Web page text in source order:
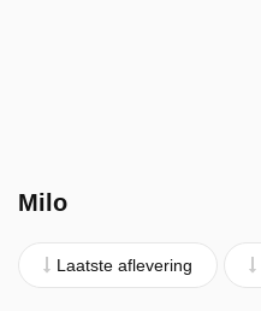
Milo
Laatste aflevering